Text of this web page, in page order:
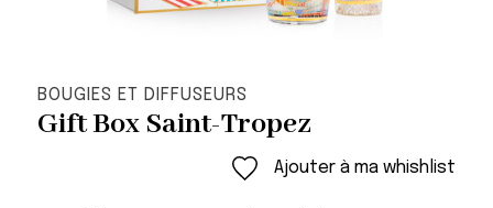
BOUGIES ET DIFFUSEURS
Gift Box Saint-Tropez
Ajouter à ma whishlist